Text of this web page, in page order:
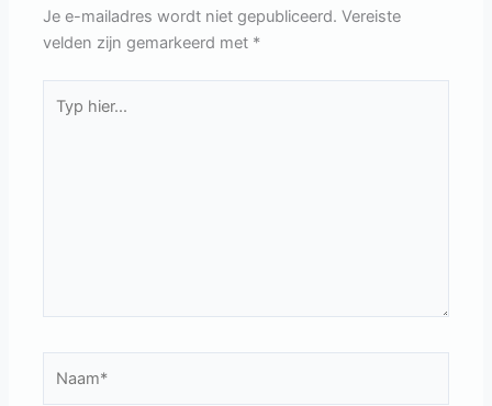
Je e-mailadres wordt niet gepubliceerd. Vereiste
velden zijn gemarkeerd met *
hier...